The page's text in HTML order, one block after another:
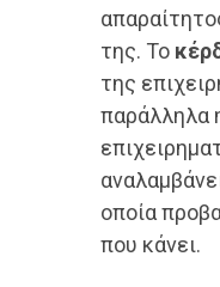
της. Το
της
παράλληλα
οποία
που κάνει.